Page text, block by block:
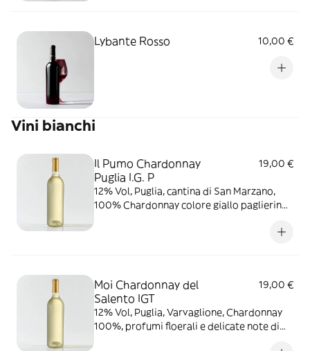
Lybante Rosso 10,00 €
Vini bianchi
Il Pumo Chardonnay
Puglia I.G. P
19,00 €
12% Vol, Puglia, cantina di San Marzano,
100% Chardonnay colore giallo paglierino,
Moi Chardonnay del
Salento IGT
19,00 €
12% Vol, Puglia, Varvaglione, Chardonnay
100%, profumi floerali e delicate note di